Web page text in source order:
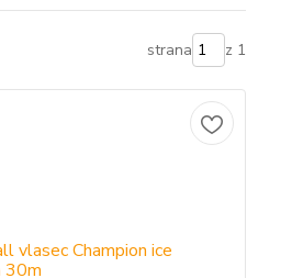
strana z 1